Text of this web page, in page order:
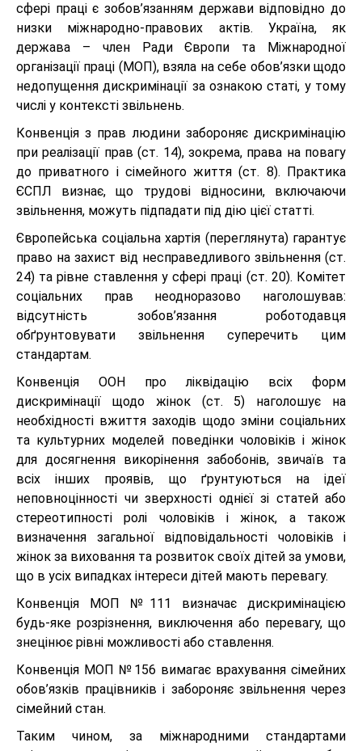
сфері праці є зобов’язанням держави відповідно до
низки міжнародно-правових актів. Україна, як
держава – член Ради Європи та Міжнародної
організації праці (МОП), взяла на себе обов’язки щодо
недопущення дискримінації за ознакою статі, у тому
числі у контексті звільнень.
Конвенція з прав людини забороняє дискримінацію
при реалізації прав (ст. 14), зокрема, права на повагу
до приватного і сімейного життя (ст. 8). Практика
ЄСПЛ визнає, що трудові відносини, включаючи
звільнення, можуть підпадати під дію цієї статті.
Європейська соціальна хартія (переглянута) гарантує
право на захист від несправедливого звільнення (ст.
24) та рівне ставлення у сфері праці (ст. 20). Комітет
соціальних прав неодноразово наголошував:
відсутність зобов’язання роботодавця
обґрунтовувати звільнення суперечить цим
стандартам.
Конвенція ООН про ліквідацію всіх форм
дискримінації щодо жінок (ст. 5) наголошує на
необхідності вжиття заходів щодо зміни соціальних
та культурних моделей поведінки чоловіків і жінок
для досягнення викорінення забобонів, звичаїв та
всіх інших проявів, що ґрунтуються на ідеї
неповноцінності чи зверхності однієї зі статей або
стереотипності ролі чоловіків і жінок, а також
визначення загальної відповідальності чоловіків і
жінок за виховання та розвиток своїх дітей за умови,
що в усіх випадках інтереси дітей мають перевагу.
Конвенція МОП №111 визначає дискримінацією
будь-яке розрізнення, виключення або перевагу, що
знецінює рівні можливості або ставлення.
Конвенція МОП №156 вимагає врахування сімейних
обов’язків працівників і забороняє звільнення через
сімейний стан.
Таким чином, за міжнародними стандартами